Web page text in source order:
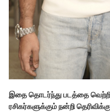
இதை தொடர்ந்து படத்தை
ரசிகர்களுக்கும் நன்றி